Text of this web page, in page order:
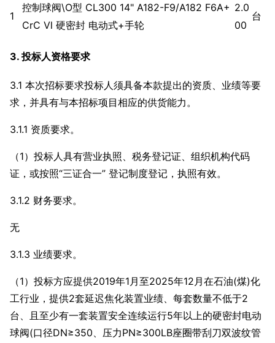
1
控制球阀\O型 CL300 14" A182-F9/A182 F6A+
CrC Ⅵ 硬密封 电动式+手轮
2.0
00
台
3. 投标人资格要求
3.1 本次招标要求投标人须具备本款提出的资质、业绩等要
求，并具有与本招标项目相应的供货能力。
3.1.1 资质要求。
（1）投标人具有营业执照、税务登记证、组织机构代码
证，或按照“三证合一” 登记制度登记，执照有效。
3.1.2 财务要求。
无
3.1.3 业绩要求。
（1）投标方应提供2019年1月至2025年12月在石油(煤)化
工行业，提供2套延迟焦化装置业绩、每套数量不低于2
台、且至少有一套装置安全连续运行5年以上的硬密封电动
球阀(口径DN≥350、压力PN≥300LB座圈带刮刀双波纹管